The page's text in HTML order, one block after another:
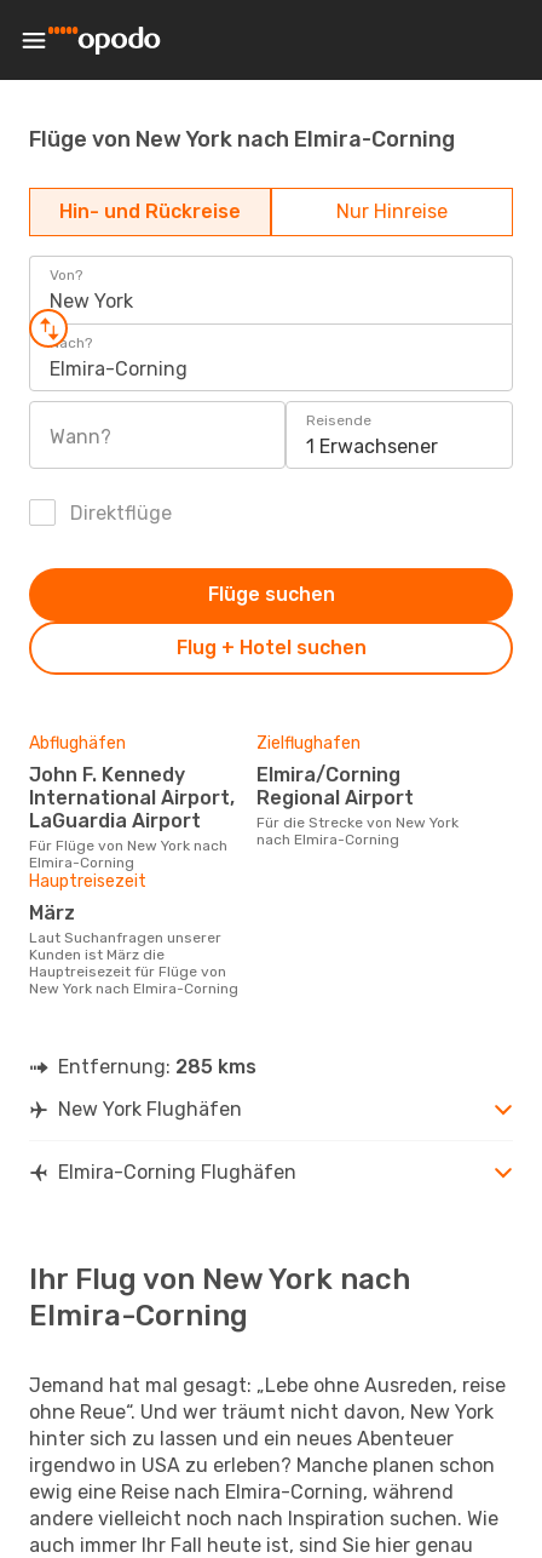
Flüge von New York nach Elmira-Corning
Hin- und Rückreise Nur Hinreise
Von?
New York
Nach?
Elmira-Corning
Wann?
Reisende
1 Erwachsener
Direktflüge
Flug + Hotel suchen
Flüge suchen
Abflughäfen
John F. Kennedy
International Airport,
LaGuardia Airport
Für Flüge von New York nach
Elmira-Corning
Zielflughafen
Elmira/Corning
Regional Airport
Für die Strecke von New York
nach Elmira-Corning
Hauptreisezeit
März
Laut Suchanfragen unserer
Kunden ist März die
Hauptreisezeit für Flüge von
New York nach Elmira-Corning
Entfernung: 285 kms
New York Flughäfen
Elmira-Corning Flughäfen
Ihr Flug von New York nach
Elmira-Corning
Jemand hat mal gesagt: „Lebe ohne Ausreden, reise
ohne Reue“. Und wer träumt nicht davon, New York
hinter sich zu lassen und ein neues Abenteuer
irgendwo in USA zu erleben? Manche planen schon
ewig eine Reise nach Elmira-Corning, während
andere vielleicht noch nach Inspiration suchen. Wie
auch immer Ihr Fall heute ist, sind Sie hier genau